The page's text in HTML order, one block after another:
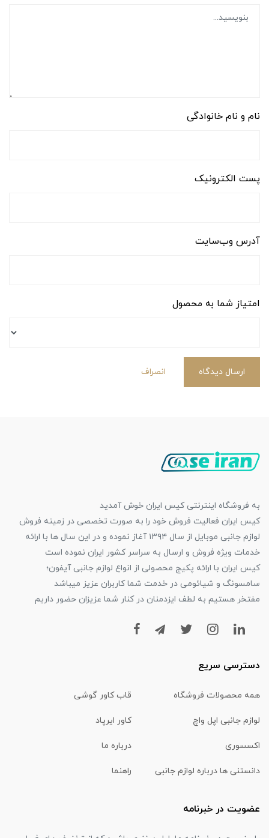
نام و نام خانوادگی
پست الکترونیک
آدرس وب‌سایت
امتیاز شما به محصول
ارسال دیدگاه انصراف
به فروشگاه اینترنتی کیس ایران خوش آمدید
کیس ایران فعالیت فروش خود را به صورت تخصصی در زمینه فروش
لوازم جانبی موبایل از سال ۱۳۹۴ آغاز نموده و در این سال ها با ارائه
خدمات ویژه فروش و ارسال به سراسر کشور ایران نموده است
کیس ایران با ارائه پکیج محصولی از انواع لوازم جانبی آیفون؛
سامسونگ و شیائومی در خدمت شما کاربران عزیز میباشد
مفتخر هستیم به لطف ایزدمنان در کنار شما عزیزان حضور داریم
دسترسی سریع
همه محصولات فروشگاه قاب کاور گوشی
لوازم جانبی اپل واچ کاور ایرپاد
اکسسوری درباره ما
دانستنی ها درباره لوازم جانبی راهنما
عضویت در خبرنامه